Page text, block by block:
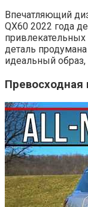
Впечатляющий
QX60 2022 года
деталь
идеальный
Превосходная